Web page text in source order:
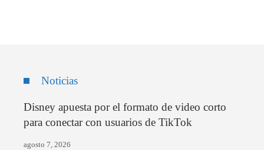
Noticias
Disney apuesta por el formato de video corto
para conectar con usuarios de TikTok
agosto 7, 2026